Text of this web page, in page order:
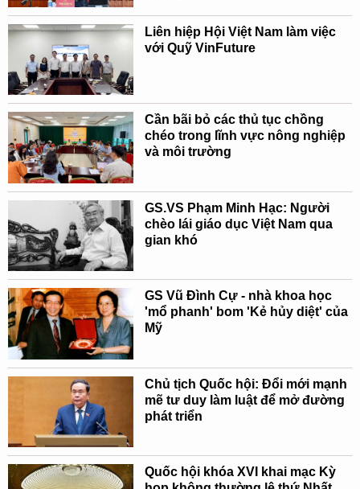
Liên hiệp Hội Việt Nam làm việc
với Quỹ VinFuture
Cần bãi bỏ các thủ tục chồng
chéo trong lĩnh vực nông nghiệp
và môi trường
GS.VS Phạm Minh Hạc: Người
chèo lái giáo dục Việt Nam qua
gian khó
GS Vũ Đình Cự - nhà khoa học
'mổ phanh' bom 'Kẻ hủy diệt' của
Mỹ
Chủ tịch Quốc hội: Đổi mới mạnh
mẽ tư duy làm luật để mở đường
phát triển
Quốc hội khóa XVI khai mạc Kỳ